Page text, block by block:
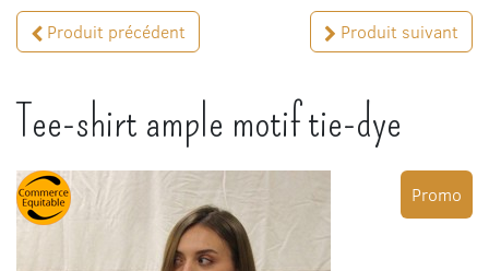
Produit précédent Produit suivant
Tee-shirt ample motif tie-dye
Promo